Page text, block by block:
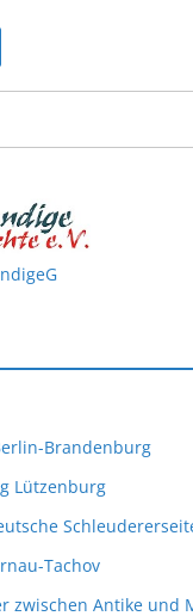
Brandenburg
Lützenburg
Tachov
zwischen Antike und